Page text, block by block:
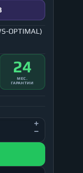
OPTIMAL)
24
МЕС.
ГАРАНТИИ